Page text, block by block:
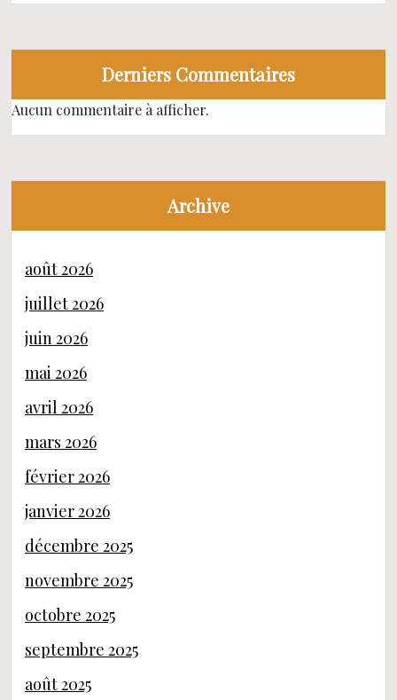
Derniers Commentaires
Aucun commentaire à afficher.
Archive
août 2026
juillet 2026
juin 2026
mai 2026
avril 2026
mars 2026
février 2026
janvier 2026
décembre 2025
novembre 2025
octobre 2025
septembre 2025
août 2025